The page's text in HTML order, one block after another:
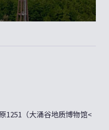
1251（大涌谷地质博物馆<